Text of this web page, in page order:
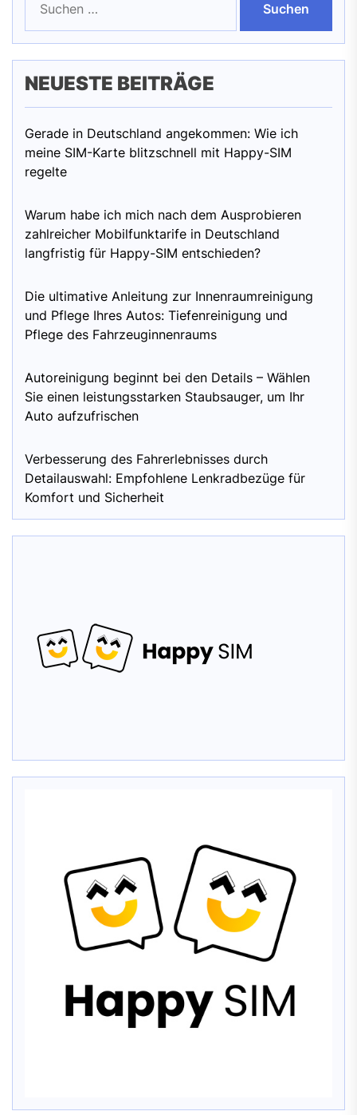
nach:
NEUESTE BEITRÄGE
Gerade in Deutschland angekommen: Wie ich
meine SIM-Karte blitzschnell mit Happy-SIM
regelte
Warum habe ich mich nach dem Ausprobieren
zahlreicher Mobilfunktarife in Deutschland
langfristig für Happy-SIM entschieden?
Die ultimative Anleitung zur Innenraumreinigung
und Pflege Ihres Autos: Tiefenreinigung und
Pflege des Fahrzeuginnenraums
Autoreinigung beginnt bei den Details – Wählen
Sie einen leistungsstarken Staubsauger, um Ihr
Auto aufzufrischen
Verbesserung des Fahrerlebnisses durch
Detailauswahl: Empfohlene Lenkradbezüge für
Komfort und Sicherheit